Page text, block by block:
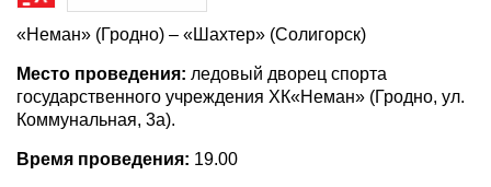
«Неман» (Гродно) – «Шахтер» (Солигорск)
Место проведения: ледовый дворец спорта
государственного учреждения ХК«Неман» (Гродно, ул.
Коммунальная, 3а).
Время проведения: 19.00